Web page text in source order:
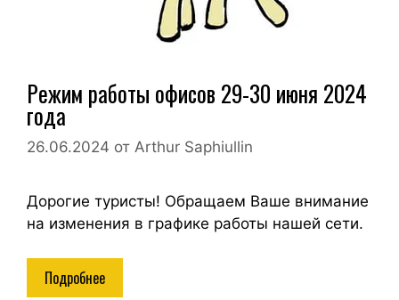
Режим работы офисов 29-30 июня 2024
года
26.06.2024 от Arthur Saphiullin
Дорогие туристы! Обращаем Ваше внимание
на изменения в графике работы нашей сети.
Подробнее